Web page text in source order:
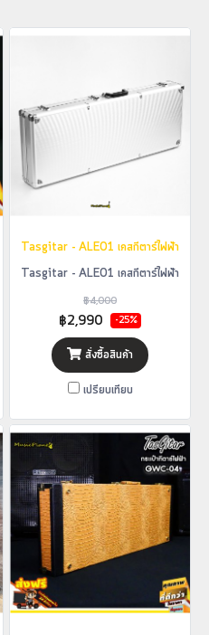
Tasgitar - ALE01 เคสกีตาร์ไฟฟ้า
Tasgitar - ALE01 เคสกีตาร์ไฟฟ้า
฿4,000
฿2,990 -25%
สั่งซื้อสินค้า
เปรียบเทียบ